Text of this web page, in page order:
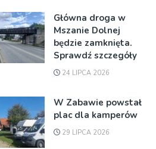
Główna droga w
Mszanie Dolnej
będzie zamknięta.
Sprawdź szczegóły
24 LIPCA 2026
W Zabawie powstał
plac dla kamperów
29 LIPCA 2026